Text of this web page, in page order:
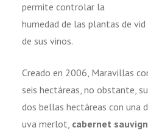
permite controlar la
humedad de las plantas de
de sus vinos.
Creado en 2006, Maravillas
seis hectáreas, no obstante,
dos bellas hectáreas con una
uva merlot, cabernet